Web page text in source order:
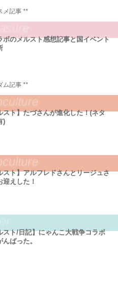
メ記事 **
ボのメルスト感想記事と国イベント
ム記事 **
スト】たづさんが進化した！(ネタ
)
スト】アルフレドさんとリージュさ
迎えした！
スト/日記】にゃんこ大戦争コラボ
んばった。